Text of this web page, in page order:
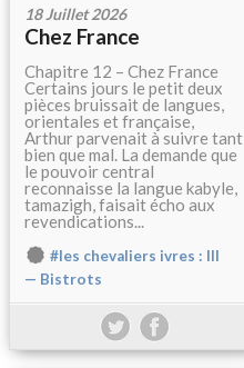
18 Juillet 2026
Chez France
Chapitre 12 – Chez France
Certains jours le petit deux
pièces bruissait de langues,
orientales et française,
Arthur parvenait à suivre tant
bien que mal. La demande que
le pouvoir central
reconnaisse la langue kabyle,
tamazigh, faisait écho aux
revendications...
#les chevaliers ivres : III
— Bistrots